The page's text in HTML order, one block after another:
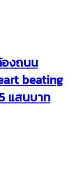
งถนน
beating
แสนบาท